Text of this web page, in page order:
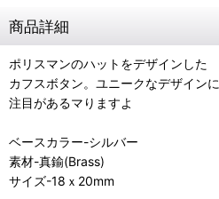
商品詳細
ポリスマンのハットをデザインした
カフスボタン。ユニークなデザインに
注目があるマりますよ
ベースカラー-シルバー
素材-真鍮(Brass)
サイズ-18ｘ20mm